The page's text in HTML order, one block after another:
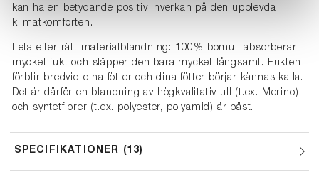
kan ha en betydande positiv inverkan på den upplevda
klimatkomforten.
Leta efter rätt materialblandning: 100% bomull absorberar
mycket fukt och släpper den bara mycket långsamt. Fukten
förblir bredvid dina fötter och dina fötter börjar kännas kalla.
Det är därför en blandning av högkvalitativ ull (t.ex. Merino)
och syntetfibrer (t.ex. polyester, polyamid) är bäst.
SPECIFIKATIONER 13